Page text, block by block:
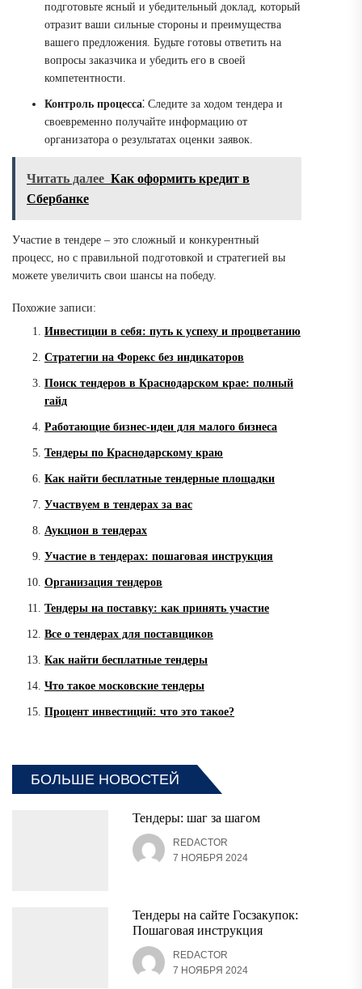
подготовьте ясный и убедительный доклад, который
отразит ваши сильные стороны и преимущества
вашего предложения. Будьте готовы ответить на
вопросы заказчика и убедить его в своей
компетентности.
Контроль процесса⁚ Следите за ходом тендера и
своевременно получайте информацию от
организатора о результатах оценки заявок.
Читать далее Как оформить кредит в
Сбербанке
Участие в тендере – это сложный и конкурентный
процесс, но с правильной подготовкой и стратегией вы
можете увеличить свои шансы на победу.
Похожие записи:
Инвестиции в себя: путь к успеху и процветанию
Стратегии на Форекс без индикаторов
Поиск тендеров в Краснодарском крае: полный
гайд
Работающие бизнес-идеи для малого бизнеса
Тендеры по Краснодарскому краю
Как найти бесплатные тендерные площадки
Участвуем в тендерах за вас
Аукцион в тендерах
Участие в тендерах: пошаговая инструкция
Организация тендеров
Тендеры на поставку: как принять участие
Все о тендерах для поставщиков
Как найти бесплатные тендеры
Что такое московские тендеры
Процент инвестиций: что это такое?
БОЛЬШЕ НОВОСТЕЙ
Тендеры: шаг за шагом
REDACTOR
7 НОЯБРЯ 2024
Тендеры на сайте Госзакупок:
Пошаговая инструкция
REDACTOR
7 НОЯБРЯ 2024